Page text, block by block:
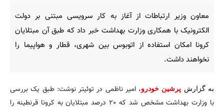
معاون وزیر ارتباطات از آغاز به کار سرویسی مبتنی بر دولت
الکترونیک با همکاری وزارت بهداشت خبر داد که طبق آن مبتلایان
کرونا امکان استفاده از اتوبوس بین شهری، قطار و هواپیما را
نخواهند داشت.
به گزارش پرشین خودرو،امیر ناظمی در توئیتر نوشت: طبق یک بررسی
با وزارت بهداشت مشخص شد که ۲۰ درصد مبتلایان به کرونا قرنطینه را